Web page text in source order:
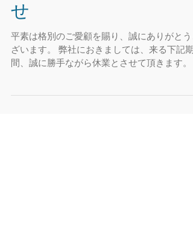
せ
平素は格別のご愛顧を賜り、誠にありがとう
ざいます。 弊社におきましては、来る下記期
間、誠に勝手ながら休業とさせて頂きます。